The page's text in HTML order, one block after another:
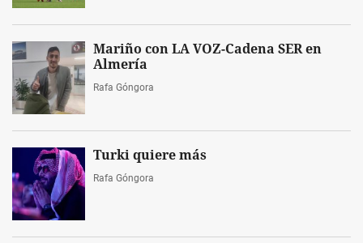
Mariño con LA VOZ-Cadena SER en
Almería
Rafa Góngora
Turki quiere más
Rafa Góngora